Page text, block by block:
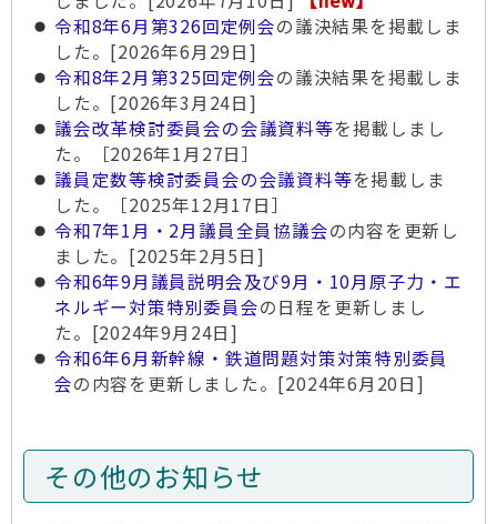
令和8年6月第326回定例会の議決結果を掲載しま
した。[2026年6月29日]
令和8年2月第325回定例会の議決結果を掲載しま
した。[2026年3月24日]
議会改革検討委員会の会議資料等を掲載しまし
た。［2026年1月27日］
議員定数等検討委員会の会議資料等を掲載しま
した。［2025年12月17日］
令和7年1月・2月議員全員協議会の内容を更新し
ました。[2025年2月5日]
令和6年9月議員説明会及び9月・10月原子力・エ
ネルギー対策特別委員会の日程を更新しまし
た。[2024年9月24日]
令和6年6月新幹線・鉄道問題対策対策特別委員
会の内容を更新しました。[2024年6月20日]
その他のお知らせ